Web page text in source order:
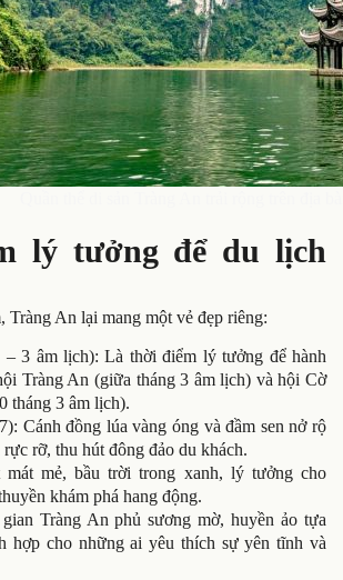
lý tưởng để du lịch
Tràng An lại mang một vẻ đẹp riêng:
– 3 âm lịch): Là thời điểm lý tưởng để hành
Tràng An (giữa tháng 3 âm lịch) và hội Cờ
tháng 3 âm lịch).
Cánh đồng lúa vàng óng và đầm sen nở rộ
rỡ, thu hút đông đảo du khách.
mẻ, bầu trời trong xanh, lý tưởng cho
khám phá hang động.
Tràng An phủ sương mờ, huyền ảo tựa
hợp cho những ai yêu thích sự yên tĩnh và